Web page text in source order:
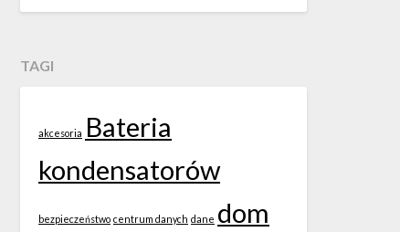
TAGI
akcesoria Bateria
kondensatorów
bezpieczeństwo centrum danych dane dom